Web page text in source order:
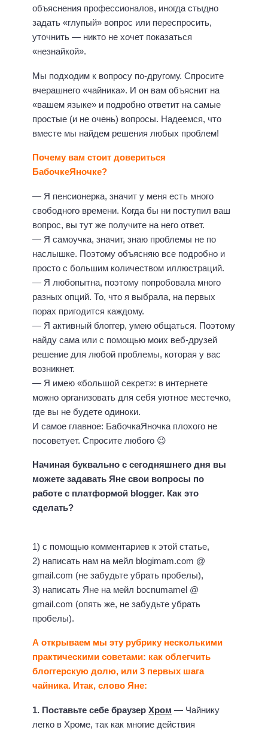
объяснения профессионалов, иногда стыдно
задать «глупый» вопрос или переспросить,
уточнить — никто не хочет показаться
«незнайкой».
Мы подходим к вопросу по-другому. Спросите
вчерашнего «чайника». И он вам объяснит на
«вашем языке» и подробно ответит на самые
простые (и не очень) вопросы. Надеемся, что
вместе мы найдем решения любых проблем!
Почему вам стоит довериться
БабочкеЯночке?
— Я пенсионерка, значит у меня есть много
свободного времени. Когда бы ни поступил ваш
вопрос, вы тут же получите на него ответ.
— Я самоучка, значит, знаю проблемы не по
наслышке. Поэтому объясняю все подробно и
просто с большим количеством иллюстраций.
— Я любопытна, поэтому попробовала много
разных опций. То, что я выбрала, на первых
порах пригодится каждому.
— Я активный блоггер, умею общаться. Поэтому
найду сама или с помощью моих веб-друзей
решение для любой проблемы, которая у вас
возникнет.
— Я имею «большой секрет»: в интернете
можно организовать для себя уютное местечко,
где вы не будете одиноки.
И самое главное: БабочкаЯночка плохого не
посоветует. Спросите любого 😉
Начиная буквально с сегодняшнего дня вы
можете задавать Яне свои вопросы по
работе с платформой blogger. Как это
сделать?
1) с помощью комментариев к этой статье,
2) написать нам на мейл blogimam.com @
gmail.com (не забудьте убрать пробелы),
3) написать Яне на мейл bocnumamel @
gmail.com (опять же, не забудьте убрать
пробелы).
А открываем мы эту рубрику несколькими
практическими советами: как облегчить
блоггерскую долю, или 3 первых шага
чайника. Итак, слово Яне:
1. Поставьте себе браузер Хром — Чайнику
легко в Хроме, так как многие действия